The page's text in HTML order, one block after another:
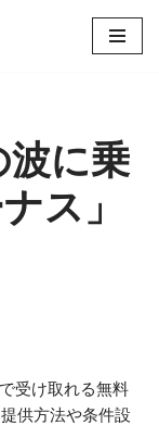
波に乗
ス」
受け取れる無料
供方法や条件設